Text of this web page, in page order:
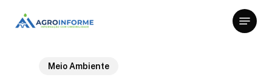
Menu
Meio Ambiente